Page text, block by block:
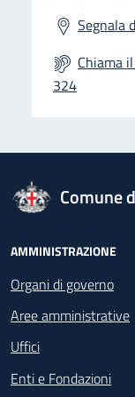
Segnala
Chiama
324
logo Unione Europea
Comune
Footer -
AMMINISTRAZIONE
Organi di governo
Aree amministrative
Uffici
Enti e Fondazioni